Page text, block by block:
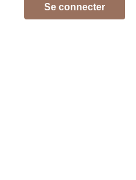
Se connecter